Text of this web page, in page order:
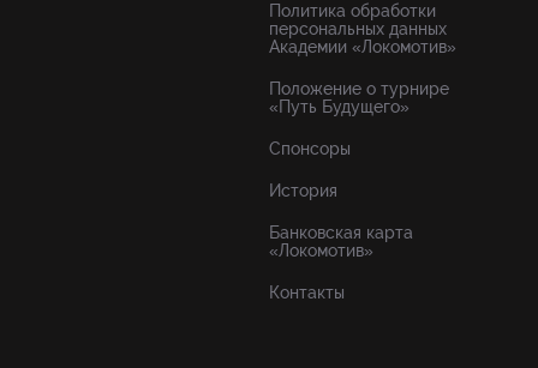
Политика обработки
персональных данных
Академии «Локомотив»
Положение о турнире
«Путь Будущего»
Спонсоры
История
Банковская карта
«Локомотив»
Контакты